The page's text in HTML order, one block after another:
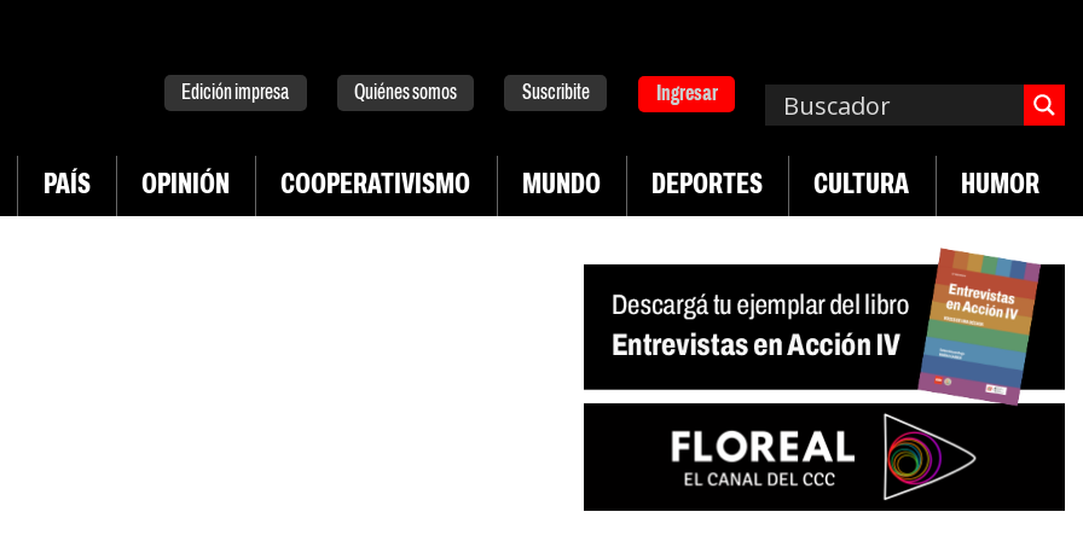
Edición impresa Quiénes somos Suscribite Ingresar
PAÍS OPINIÓN COOPERATIVISMO MUNDO DEPORTES CULTURA HUMOR